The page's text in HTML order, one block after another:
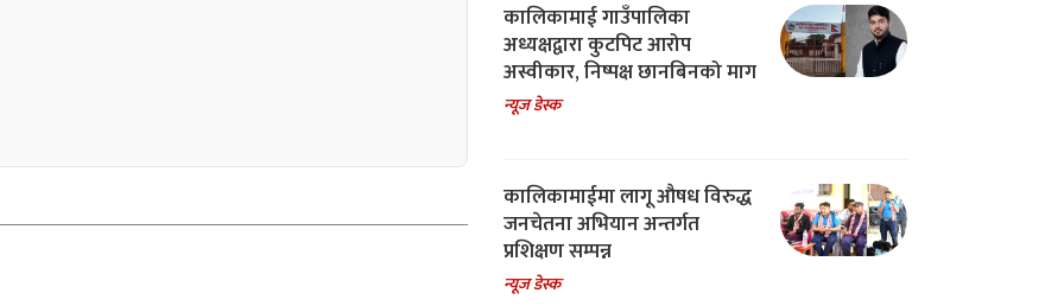
कालिकामाई गाउँपालिका
अध्यक्षद्वारा कुटपिट आरोप
अस्वीकार, निष्पक्ष छानबिनको माग
न्यूज डेस्क
कालिकामाईमा लागू औषध विरुद्ध
जनचेतना अभियान अन्तर्गत
प्रशिक्षण सम्पन्न
न्यूज डेस्क